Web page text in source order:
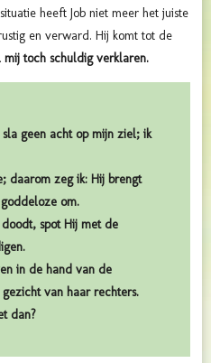
heeft Job niet meer het juiste
en verward. Hij komt tot de
toch schuldig verklaren.
geen acht op mijn ziel; ik
daarom zeg ik: Hij brengt
om.
spot Hij met de
in de hand van de
van haar rechters.
dan?